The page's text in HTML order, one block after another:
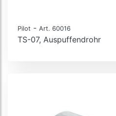
Pilot - Art. 60016
TS-07, Auspuffendrohr